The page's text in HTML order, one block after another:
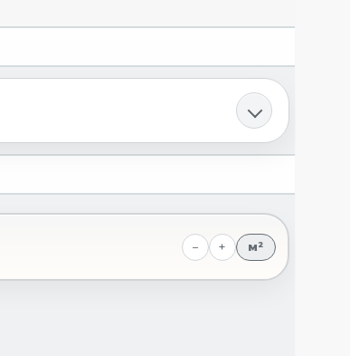
− + м²